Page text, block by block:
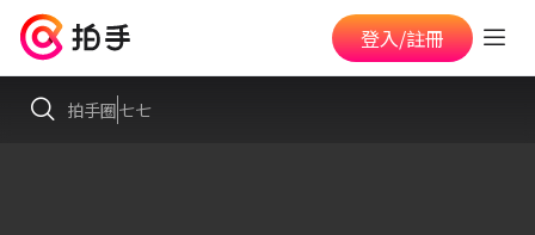
登入/註冊
拍手圈七七